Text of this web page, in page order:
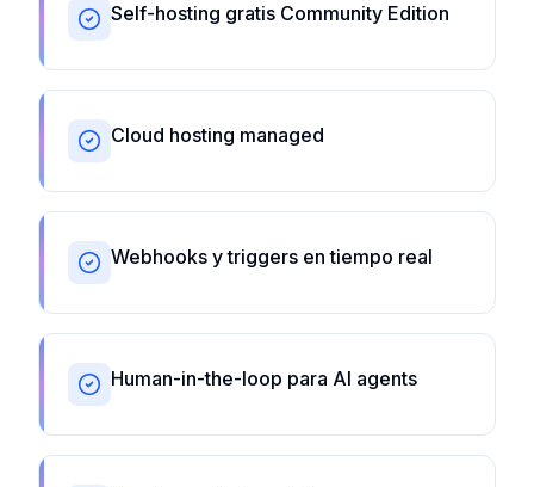
Self-hosting gratis Community Edition
Cloud hosting managed
Webhooks y triggers en tiempo real
Human-in-the-loop para AI agents